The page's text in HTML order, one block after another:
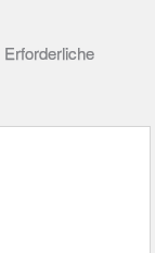
Erforderliche